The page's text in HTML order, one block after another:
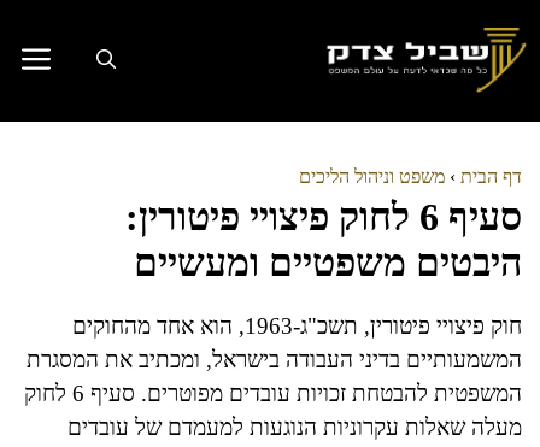
לתוכן
דף הבית › משפט וניהול הליכים
סעיף 6 לחוק פיצויי פיטורין:
היבטים משפטיים ומעשיים
חוק פיצויי פיטורין, תשכ"ג-1963, הוא אחד מהחוקים
המשמעותיים בדיני העבודה בישראל, ומכתיב את המסגרת
המשפטית להבטחת זכויות עובדים מפוטרים. סעיף 6 לחוק
מעלה שאלות עקרוניות הנוגעות למעמדם של עובדים